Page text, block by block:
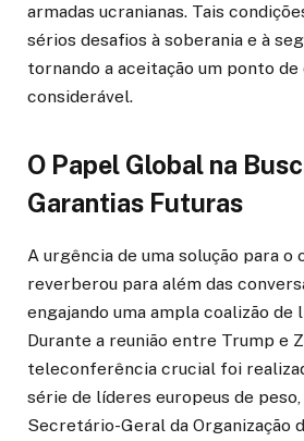
armadas ucranianas. Tais
sérios desafios à soberania e à
tornando a aceitação um ponto
considerável.
O Papel Global na
Garantias Futuras
A urgência de uma solução para
reverberou para além das
engajando uma ampla coalizão de
Durante a reunião entre Trump e
teleconferência crucial foi
série de líderes europeus de
Secretário-Geral da Organização